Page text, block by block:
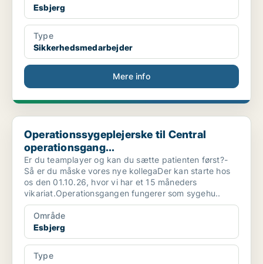
Esbjerg
Type
Sikkerhedsmedarbejder
Mere info
Operationssygeplejerske til Central operationsgang...
Operationssygeplejerske til Central
operationsgang...
Er du teamplayer og kan du sætte patienten først?-
Så er du måske vores nye kollegaDer kan starte hos
os den 01.10.26, hvor vi har et 15 måneders
vikariat.Operationsgangen fungerer som sygehu..
Område
Esbjerg
Type